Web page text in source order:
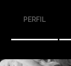
PERFIL